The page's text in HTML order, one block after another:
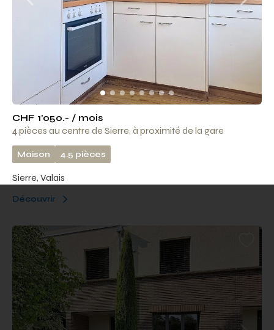
CHF 1'050.- / mois
4 pièces au centre de Sierre, à proximité de la gare
Maison 4.5 pièces
Sierre, Valais
Découvrir